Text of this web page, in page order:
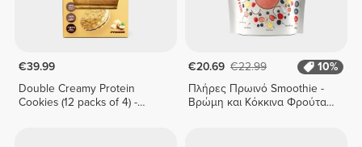
€39.99
Double Creamy Protein
Cookies (12 packs of 4) -
€20.69 €22.99
10%
Πλήρες Πρωινό Smoothie -
Βρώμη και Κόκκινα Φρούτα